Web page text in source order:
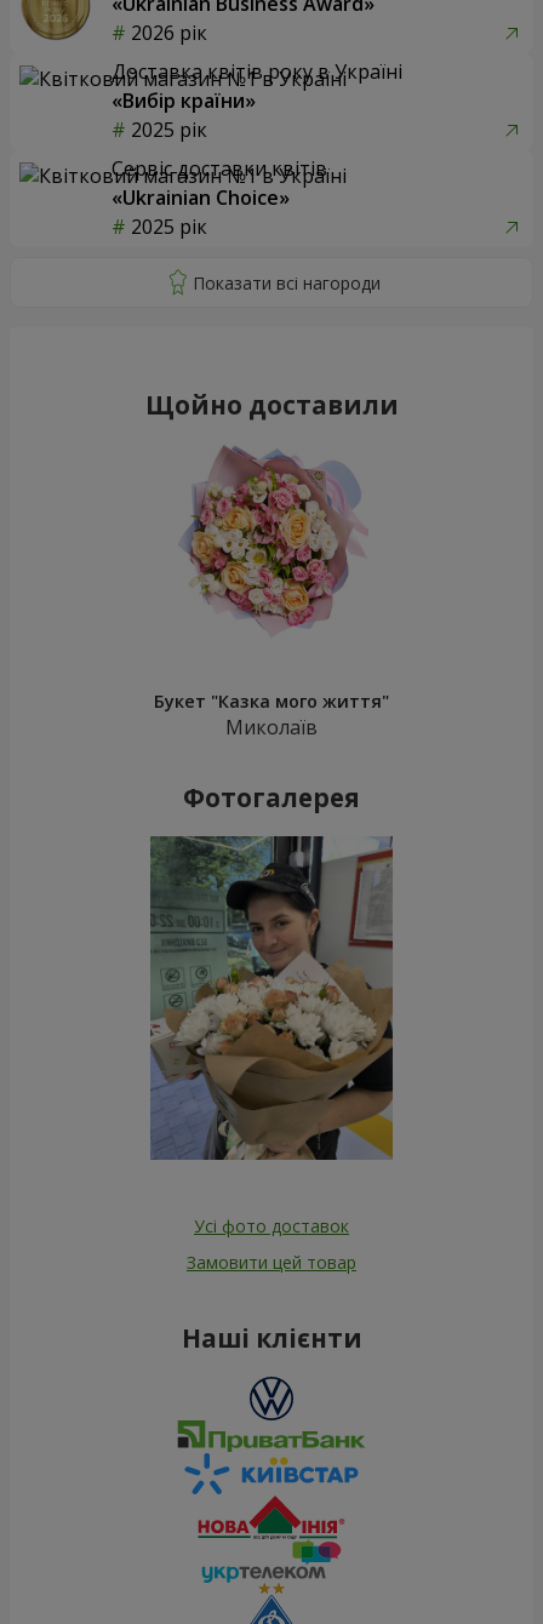
2026 рік
Доставка квітів року в Україні
«Вибір країни»
2025 рік
Сервіс доставки квітів
«Ukrainian Choice»
2025 рік
Щойно доставили
Букет "Казка мого життя"
Миколаїв
Фотогалерея
Усі фото доставок
Замовити цей товар
Наші клієнти